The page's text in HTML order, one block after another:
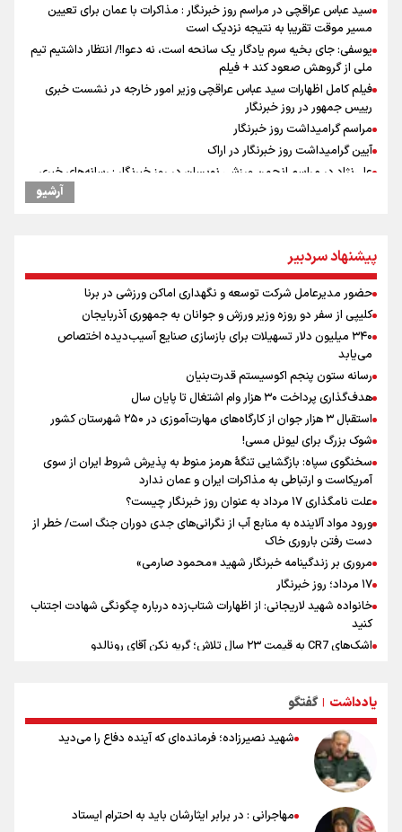
سید عباس عراقچی در مراسم روز خبرنگار : مذاکرات با عمان برای تعیین
مسیر موقت تقریبا به نتیجه نزدیک است
یوسفی: جای بخیه سرم یادگار یک سانحه است، نه دعوا!/ انتظار داشتیم تیم
ملی از گروهش صعود کند + فیلم
فیلم کامل اظهارات سید عباس عراقچی وزیر امور خارجه در نشست خبری
رییس جمهور در روز خبرنگار
مراسم گرامیداشت روز خبرنگار
آیین گرامیداشت روز خبرنگار در اراک
علی‌نژاد در مراسم انجمن ورزشی نویسان در روز خبرنگار : رسانه‌های خبری
رسانه به ویژه ورزشی نویسان هستیم
علت نامگذاری ۱۷ مرداد به عنوان روز خبرنگار چیست؟
فوران یک آتشفشان قدرتمند در جنوب غربی کلمبیا
سیمئونه درهای انتقال آلوارز به بارسلونا را بست
سخنگوی سپاه: بازگشایی تنگۀ هرمز منوط به پذیرش شروط ایران از سوی
آمریکاست و ارتباطی به مذاکرات ایران و عمان ندارد
دیدار دوستانه تیم های فوتبال سپاهان-ذوب آهن
حضور مدیرعامل شرکت توسعه و نگهداری اماکن ورزشی در برنا
سمینار دانش افزایی ناظران داوری فوتبال
آرشیو
پیشنهاد سردبیر
حضور مدیرعامل شرکت توسعه و نگهداری اماکن ورزشی در برنا
کلیپی از سفر دو روزه وزیر ورزش و جوانان به جمهوری آذربایجان
۳۴۰ میلیون دلار تسهیلات برای بازسازی صنایع آسیب‌دیده اختصاص
می‌یابد
رسانه ستون پنجم اکوسیستم قدرت‌بنیان
هدف‌گذاری پرداخت ۳۰ هزار وام اشتغال تا پایان سال
استقبال ۳ هزار جوان از کارگاه‌های مهارت‌آموزی در ۲۵۰ شهرستان کشور
شوک بزرگ برای لیونل مسی!
سخنگوی سپاه: بازگشایی تنگۀ هرمز منوط به پذیرش شروط ایران از سوی
آمریکاست و ارتباطی به مذاکرات ایران و عمان ندارد
علت نامگذاری ۱۷ مرداد به عنوان روز خبرنگار چیست؟
ورود مواد آلاینده به منابع آب از نگرانی‌های جدی دوران جنگ است/ خطر از
دست رفتن باروری خاک
مروری بر زندگینامه خبرنگار شهید «محمود صارمی»
۱۷ مرداد؛ روز خبرنگار
خانواده شهید لاریجانی: از اظهارات شتاب‌زده درباره چگونگی شهادت اجتناب
کنید
اشک‌های CR7 به قیمت ۲۳ سال تلاش؛ گریه نکن آقای رونالدو
تلاش مدام برای زنده نگه داشتن هنر ایرانی
نصرتی: پاسخ بیرانوند سنخیتی با صحبت‌های علی دایی نداشت/
ملی‌پوشان نباید از خودشان تعریف کنند!
خلعتبری: جای دو سه نفر در جام جهانی خالی بود/ تیم ملی نیاز به تغییر
نسل دارد/ دوست دارم آرژانتین قهرمان شود
شاهرخی: اندازه داشته‌هایمان از بازار جام جهانی برداشت کردیم/ دودستی
سرنوشت صعود را به تیم‌های دیگر سپردیم
یادداشت | گفتگو
شهید نصیرزاده؛ فرمانده‌ای که آینده دفاع را می‌دید
مهاجرانی : در برابر ایثارشان باید به احترام ایستاد